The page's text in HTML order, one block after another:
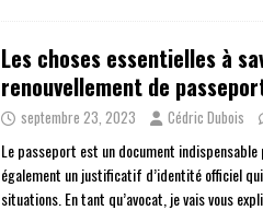
Les choses essentielles à
renouvellement de
septembre 23, 2023 Cédric Dubois
Le passeport est un document indispensable
également un justificatif d’identité officiel
situations. En tant qu’avocat, je vais vous